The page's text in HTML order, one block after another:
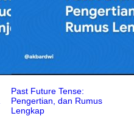
Past Future Tense:
Pengertian, dan Rumus
Lengkap